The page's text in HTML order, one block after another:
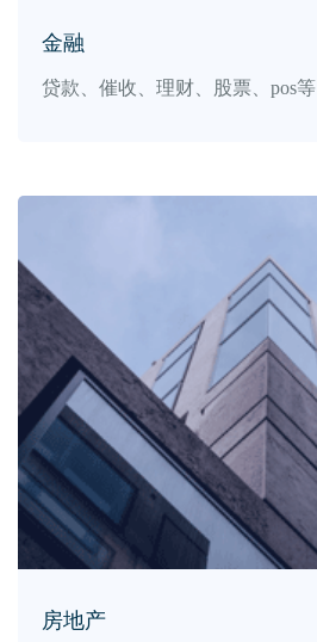
金融
贷款、催收、理财、股票、pos等
房地产